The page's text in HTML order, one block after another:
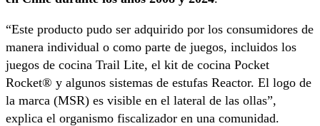
“Este producto pudo ser adquirido por los consumidores de
manera individual o como parte de juegos, incluidos los
juegos de cocina Trail Lite, el kit de cocina Pocket
Rocket® y algunos sistemas de estufas Reactor. El logo de
la marca (MSR) es visible en el lateral de las ollas”,
explica el organismo fiscalizador en una comunidad.